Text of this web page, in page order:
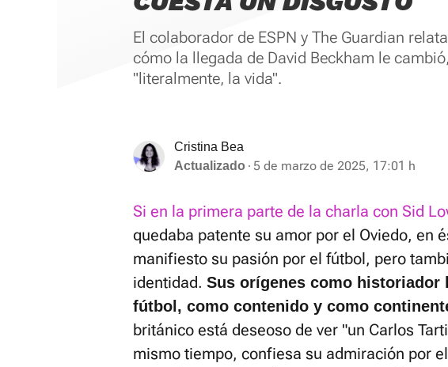
El colaborador de ESPN y The Guardian relata
cómo la llegada de David Beckham le cambió,
"literalmente, la vida".
Cristina Bea
Actualizado
5 de marzo de 2025, 17:01 h
Si en la primera parte de la charla con Sid
quedaba patente su amor por el Oviedo, en
manifiesto su pasión por el fútbol, pero
identidad. Sus orígenes como historiador
fútbol, como contenido y como
británico está deseoso de ver "un Carlos
mismo tiempo, confiesa su admiración por